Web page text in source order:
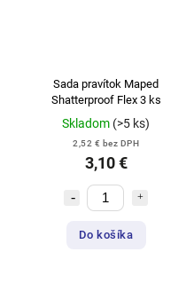
Sada pravítok Maped
Shatterproof Flex 3 ks
Skladom (>5 ks)
2,52 € bez DPH
3,10 €
Do košíka